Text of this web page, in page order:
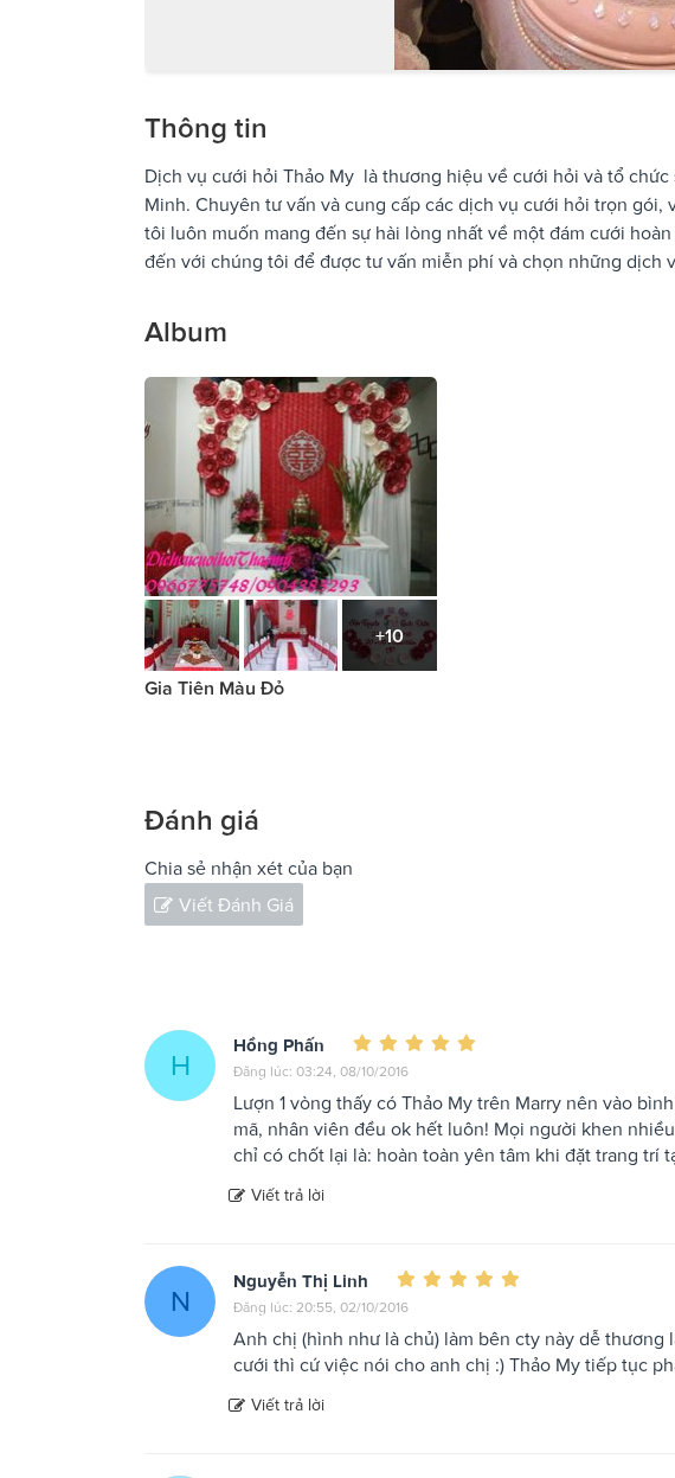
Thông tin
Dịch vụ cưới hỏi Thảo My là thương hiệu về cưới hỏi và tổ chức
Minh. Chuyên tư vấn và cung cấp các dịch vụ cưới hỏi trọn
tôi luôn muốn mang đến sự hài lòng nhất về một đám cưới
đến với chúng tôi để được tư vấn miễn phí và chọn những dịch
Album
+10
Gia Tiên Màu Đỏ
Đánh giá
Chia sẻ nhận xét của bạn
Viết Đánh Giá
H
Hồng Phấn
Đăng lúc: 03:24, 08/10/2016
Lượn 1 vòng thấy có Thảo My trên Marry nên vào
mã, nhân viên đều ok hết luôn! Mọi người khen
chỉ có chốt lại là: hoàn toàn yên tâm khi đặt trang trí
Viết trả lời
N
Nguyễn Thị Linh
Đăng lúc: 20:55, 02/10/2016
Anh chị (hình như là chủ) làm bên cty này dễ thương
cưới thì cứ việc nói cho anh chị :) Thảo My tiếp tục
Viết trả lời